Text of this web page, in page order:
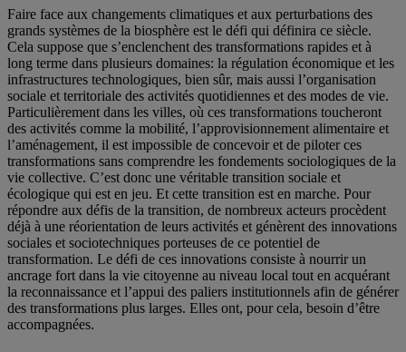
Faire face aux changements climatiques et aux perturbations des
grands systèmes de la biosphère est le défi qui définira ce siècle.
Cela suppose que s’enclenchent des transformations rapides et à
long terme dans plusieurs domaines: la régulation économique et les
infrastructures technologiques, bien sûr, mais aussi l’organisation
sociale et territoriale des activités quotidiennes et des modes de vie.
Particulièrement dans les villes, où ces transformations toucheront
des activités comme la mobilité, l’approvisionnement alimentaire et
l’aménagement, il est impossible de concevoir et de piloter ces
transformations sans comprendre les fondements sociologiques de la
vie collective. C’est donc une véritable transition sociale et
écologique qui est en jeu. Et cette transition est en marche. Pour
répondre aux défis de la transition, de nombreux acteurs procèdent
déjà à une réorientation de leurs activités et génèrent des innovations
sociales et sociotechniques porteuses de ce potentiel de
transformation. Le défi de ces innovations consiste à nourrir un
ancrage fort dans la vie citoyenne au niveau local tout en acquérant
la reconnaissance et l’appui des paliers institutionnels afin de générer
des transformations plus larges. Elles ont, pour cela, besoin d’être
accompagnées.